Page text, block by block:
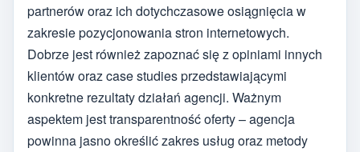
partnerów oraz ich dotychczasowe osiągnięcia w
zakresie pozycjonowania stron internetowych.
Dobrze jest również zapoznać się z opiniami innych
klientów oraz case studies przedstawiającymi
konkretne rezultaty działań agencji. Ważnym
aspektem jest transparentność oferty – agencja
powinna jasno określić zakres usług oraz metody